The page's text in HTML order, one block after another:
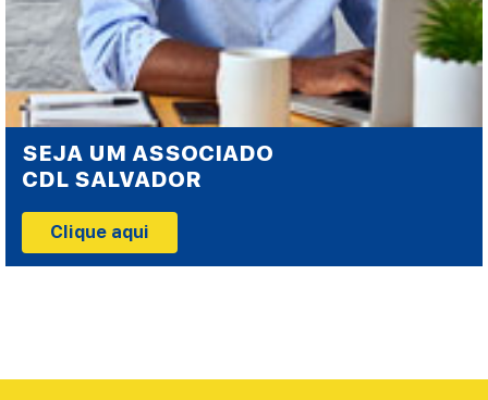
SEJA UM ASSOCIADO
CDL SALVADOR
Clique aqui